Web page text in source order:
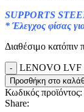
SUPPORTS
* Έλεγχος φίσας
Διαθέσιμο κατόπιν
LENOVO LVF
Προσθήκη στο
Κωδικός προϊόντος:
Share: